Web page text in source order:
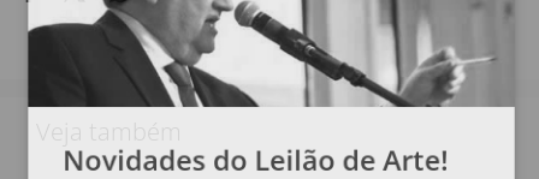
Veja também
Novidades do Leilão de Arte!